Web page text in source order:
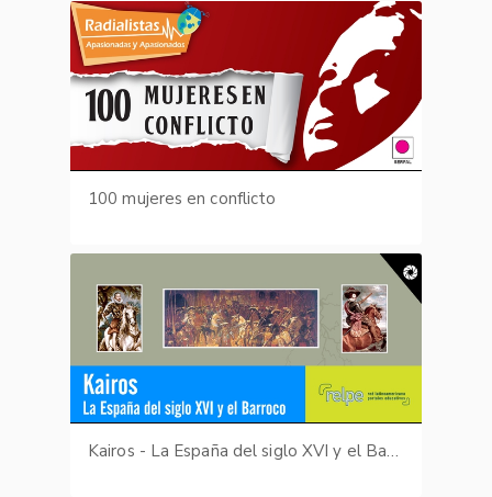
100 mujeres en conflicto
Kairos - La España del siglo XVI y el Barroco